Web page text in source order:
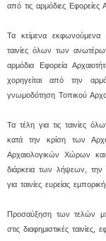
από τις αρμόδιες Εφορείες
Τα κείμενα εκφωνούμενα
ταινίες όλων των
αρμόδια Εφορεία
χορηγείται από την
γνωμοδότηση Τοπικού
Τα τέλη για τις ταινίες
κατά την κρίση των
Αρχαιολογικών Χώρων
διάρκεια των λήψεων,
για ταινίες ευρείας
Προσαύξηση των τελών
στις διαφημιστικές